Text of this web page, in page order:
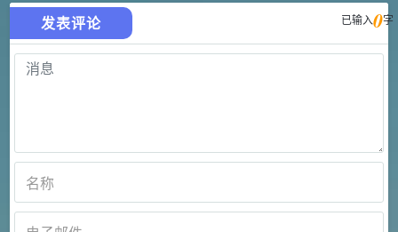
发表评论 已输入0字